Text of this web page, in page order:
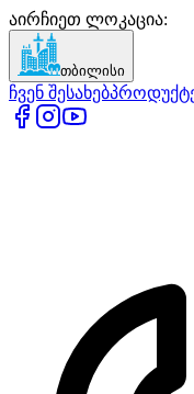
აირჩიეთ ლოკაცია:
თბილისი
ჩვენ შესახებ